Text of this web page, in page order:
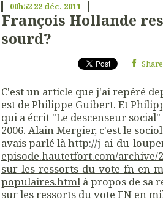
00h52 22 déc. 2011
François Hollande
sourd?
Share
C'est un article que j'ai repéré
est de Philippe Guibert. Et
qui a écrit "Le descenseur social"
2006. Alain Mergier, c'est le
avais parlé làhttp://j-ai-du-
episode.hautetfort.com/archive/
sur-les-ressorts-du-vote-fn-en-
populaires.htmlà propos de sa
sur les ressorts du vote FN en